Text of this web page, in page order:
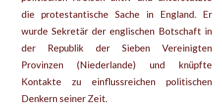
die protestantische Sache in England. Er
wurde Sekretär der englischen Botschaft in
der Republik der Sieben Vereinigten
Provinzen (Niederlande) und knüpfte
Kontakte zu einflussreichen politischen
Denkern seiner Zeit.